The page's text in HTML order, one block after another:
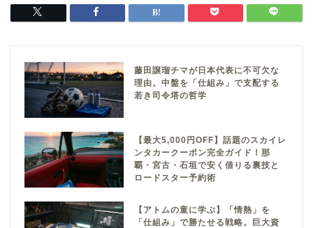
藤田譲瑠チマが日本代表に不可欠な
理由。中盤を「仕組み」で支配する
若き司令塔の哲学
【最大5,000円OFF】話題のスカイレ
ンタカークーポン完全ガイド！那
覇・宮古・石垣で安く借りる裏技と
ロードスター予約術
【アトムの童に学ぶ】「情熱」を
「仕組み」で勝たせる戦略。巨大資